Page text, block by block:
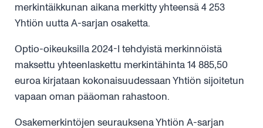
merkintäikkunan aikana merkitty yhteensä 4 253
Yhtiön uutta A-sarjan osaketta.
Optio-oikeuksilla 2024-I tehdyistä merkinnöistä
maksettu yhteenlaskettu merkintähinta 14 885,50
euroa kirjataan kokonaisuudessaan Yhtiön sijoitetun
vapaan oman pääoman rahastoon.
Osakemerkintöjen seurauksena Yhtiön A-sarjan